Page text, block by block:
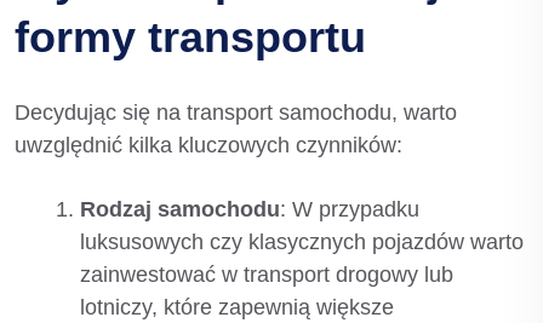
formy transportu
Decydując się na transport samochodu, warto
uwzględnić kilka kluczowych czynników:
Rodzaj samochodu: W przypadku
luksusowych czy klasycznych pojazdów warto
zainwestować w transport drogowy lub
lotniczy, które zapewnią większe